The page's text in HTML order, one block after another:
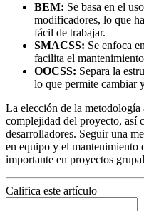
BEM: Se basa en el
modificadores, lo que
fácil de trabajar.
SMACSS: Se enfoca
facilita el
OOCSS: Separa la
lo que permite cambiar
La elección de la metodología
complejidad del proyecto, así
desarrolladores. Seguir una
en equipo y el mantenimiento
importante en proyectos
Califica este artículo